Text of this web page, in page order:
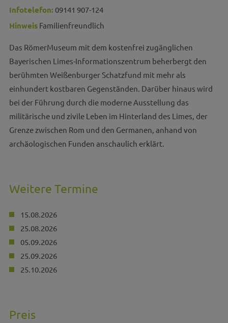
Infotelefon: 09141 907-124
HinweisFamilienfreundlich
Das RömerMuseum mit dem kostenfrei zugänglichen
Bayerischen Limes-Informationszentrum beherbergt den
berühmten Weißenburger Schatzfund mit mehr als
einhundert kostbaren Gegenständen. Darüber hinaus wird
bei der Führung durch die moderne Ausstellung das
militärische und zivile Leben im Hinterland des Limes, der
Grenze zwischen Rom und den Germanen, anhand von
archäologischen Funden anschaulich erklärt.
Weitere Termine
15.08.2026
25.08.2026
05.09.2026
25.09.2026
25.10.2026
Preis